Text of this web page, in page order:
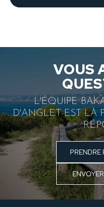
VOUS
L'ÉQUIPE
D'ANGLET EST LÀ